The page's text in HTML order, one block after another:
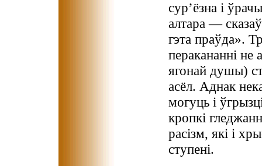
сур’ёзна і
алтара —
гэта праўда».
перакананні
ягонай душы)
асёл. Аднак
могуць і
кропкі
расізм, які і
ступені.